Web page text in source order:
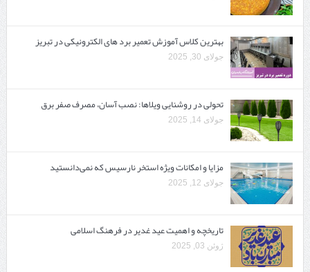
بهترین کلاس آموزش تعمیر برد های الکترونیکی در تبریز
جولای 30, 2025
تحولی در روشنایی ویلاها: نصب آسان، مصرف صفر برق
جولای 14, 2025
مزایا و امکانات ویژه استخر نارسیس که نمی‌دانستید
جولای 12, 2025
تاریخچه و اهمیت عید غدیر در فرهنگ اسلامی
ژوئن 03, 2025